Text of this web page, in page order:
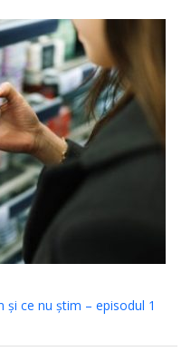
ce nu știm – episodul 1